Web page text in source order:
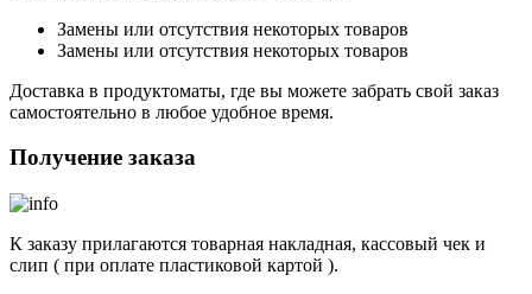
Замены или отсутствия некоторых товаров
Замены или отсутствия некоторых товаров
Доставка в продуктоматы, где вы можете забрать свой заказ
самостоятельно в любое удобное время.
Получение заказа
К заказу прилагаются товарная накладная, кассовый чек и
слип ( при оплате пластиковой картой ).